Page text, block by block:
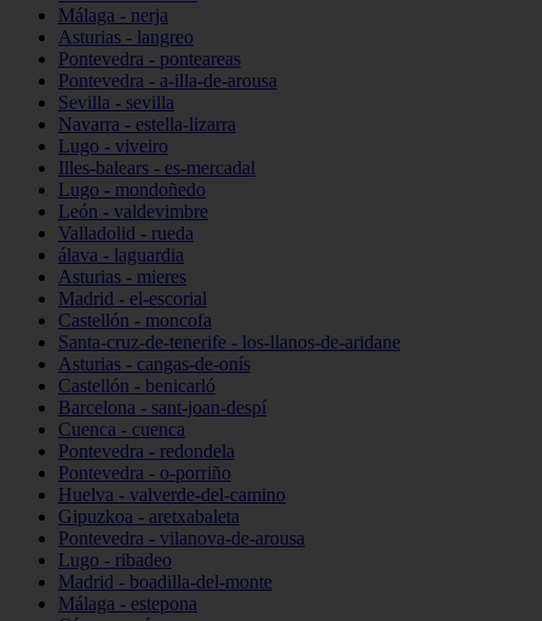
Málaga - nerja
Asturias - langreo
Pontevedra - ponteareas
Pontevedra - a-illa-de-arousa
Sevilla - sevilla
Navarra - estella-lizarra
Lugo - viveiro
Illes-balears - es-mercadal
Lugo - mondoñedo
León - valdevimbre
Valladolid - rueda
álava - laguardia
Asturias - mieres
Madrid - el-escorial
Castellón - moncofa
Santa-cruz-de-tenerife - los-llanos-de-aridane
Asturias - cangas-de-onís
Castellón - benicarló
Barcelona - sant-joan-despí
Cuenca - cuenca
Pontevedra - redondela
Pontevedra - o-porriño
Huelva - valverde-del-camino
Gipuzkoa - aretxabaleta
Pontevedra - vilanova-de-arousa
Lugo - ribadeo
Madrid - boadilla-del-monte
Málaga - estepona